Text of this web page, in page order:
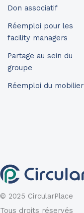
Don associatif
Réemploi pour les
facility managers
Partage au sein du
groupe
Réemploi du mobilier
© 2025 CircularPlace
Tous droits réservés